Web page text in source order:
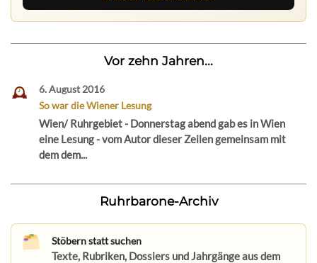
Vor zehn Jahren...
6. August 2016
So war die Wiener Lesung
Wien/ Ruhrgebiet - Donnerstag abend gab es in Wien
eine Lesung - vom Autor dieser Zeilen gemeinsam mit
dem dem...
Ruhrbarone-Archiv
Stöbern statt suchen
Texte, Rubriken, Dossiers und Jahrgänge aus dem